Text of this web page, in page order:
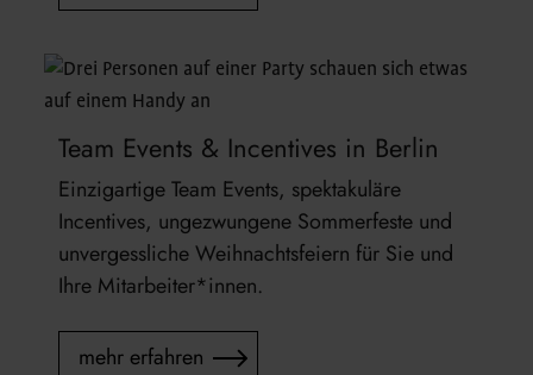
Team Events & Incentives in Berlin
Einzigartige Team Events, spektakuläre
Incentives, ungezwungene Sommerfeste und
unvergessliche Weihnachtsfeiern für Sie und
Ihre Mitarbeiter*innen.
mehr erfahren